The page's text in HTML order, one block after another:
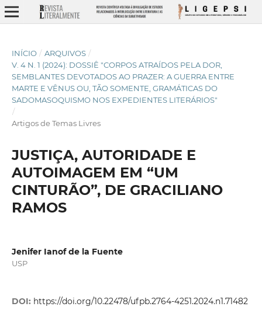
INÍCIO / ARQUIVOS /
V. 4 N. 1 (2024): DOSSIÊ "CORPOS ATRAÍDOS PELA DOR,
SEMBLANTES DEVOTADOS AO PRAZER: A GUERRA ENTRE
MARTE E VÊNUS OU, TÃO SOMENTE, GRAMÁTICAS DO
SADOMASOQUISMO NOS EXPEDIENTES LITERÁRIOS"
/
Artigos de Temas Livres
JUSTIÇA, AUTORIDADE E
AUTOIMAGEM EM “UM
CINTURÃO”, DE GRACILIANO
RAMOS
Jenifer Ianof de la Fuente
USP
DOI: https://doi.org/10.22478/ufpb.2764-4251.2024.n1.71482